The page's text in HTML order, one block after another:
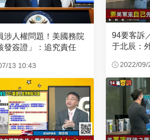
涉人權問題！美國務院
發簽證」：追究責任
13 10:43
94要客訴
于北辰：
2022/09/